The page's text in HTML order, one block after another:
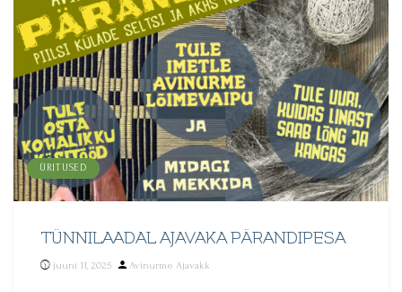
ÜRITUSED
TÜNNILAADAL AJAVAKA PÄRANDIPESA
juuni 11, 2025
Posted
Avinurme Ajavakk